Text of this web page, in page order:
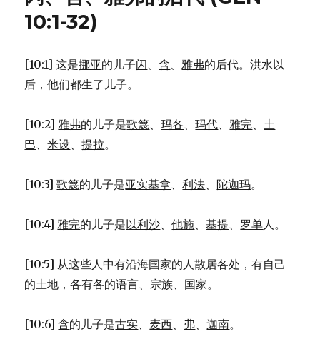
10:1-32)
[10:1] 这是挪亚的儿子闪、含、雅弗的后代。洪水以
后，他们都生了儿子。
[10:2]雅弗的儿子是歌篾、玛各、玛代、雅完、土
巴、米设、提拉。
[10:3]歌篾的儿子是亚实基拿、利法、 陀迦玛。
[10:4]雅完的儿子是以利沙、他施、基提、 罗单人。
[10:5] 从这些人中有沿海国家的人散居各处，有自己
的土地，各有各的语言、宗族、国家。
[10:6]含的儿子是古实、 麦西、 弗、迦南。